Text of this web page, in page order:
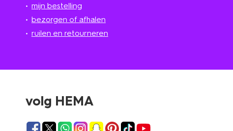
mijn bestelling
bezorgen of afhalen
ruilen en retourneren
volg HEMA